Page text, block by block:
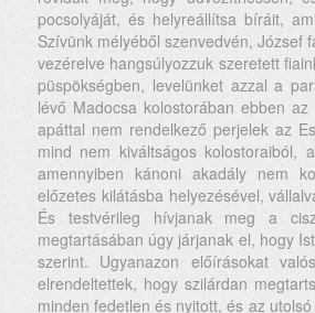
pocsolyáját, és helyreállítsa bíráit,
Szívünk mélyéből szenvedvén, József
vezérelve hangsúlyozzuk szeretett
püspökségben, levelünket azzal a
lévő Madocsa kolostorában ebben
apáttal nem rendelkező perjelek az
mind nem kiváltságos kolostoraiból,
amennyiben kánoni akadály nem
előzetes kilátásba helyezésével,
És testvérileg hívjanak meg a
megtartásában úgy járjanak el, hogy
szerint. Ugyanazon előírásokat
elrendeltettek, hogy szilárdan
minden fedetlen és nyitott, és az